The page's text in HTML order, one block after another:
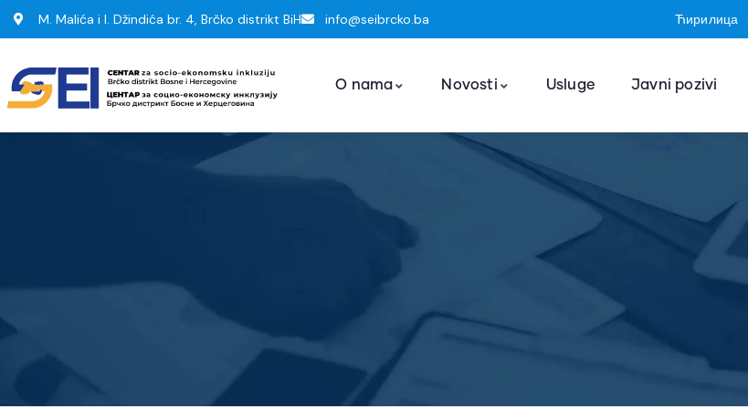
M. Malića i I. Džindića br. 4, Brčko distrikt BiH info@seibrcko.ba Ћирилица
O nama Novosti Usluge Javni pozivi